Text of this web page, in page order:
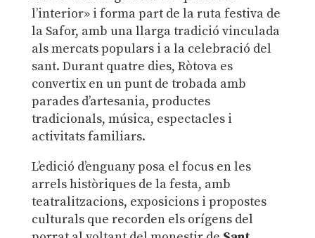
l’interior» i forma part de la ruta festiva de
la Safor, amb una llarga tradició vinculada
als mercats populars i a la celebració del
sant. Durant quatre dies, Ròtova es
convertix en un punt de trobada amb
parades d’artesania, productes
tradicionals, música, espectacles i
activitats familiars.
L’edició d’enguany posa el focus en les
arrels històriques de la festa, amb
teatralitzacions, exposicions i propostes
culturals que recorden els orígens del